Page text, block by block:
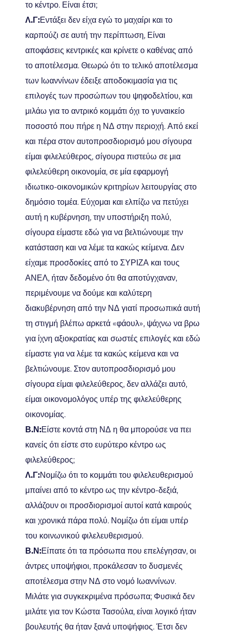
το κέντρο. Είναι έτσι;
Λ.Γ:Εντάξει δεν είχα εγώ το μαχαίρι και το
καρπούζι σε αυτή την περίπτωση, Είναι
αποφάσεις κεντρικές και κρίνετε ο καθένας από
το αποτέλεσμα. Θεωρώ ότι το τελικό αποτέλεσμα
των Ιωαννίνων έδειξε αποδοκιμασία για τις
επιλογές των προσώπων του ψηφοδελτίου, και
μιλάω για το αντρικό κομμάτι όχι το γυναικείο
ποσοστό που πήρε η ΝΔ στην περιοχή. Από εκεί
και πέρα στον αυτοπροσδιορισμό μου σίγουρα
είμαι φιλελεύθερος, σίγουρα πιστεύω σε μια
φιλελεύθερη οικονομία, σε μία εφαρμογή
ιδιωτικο-οικονομικών κριτηρίων λειτουργίας στο
δημόσιο τομέα. Εύχομαι και ελπίζω να πετύχει
αυτή η κυβέρνηση, την υποστήριξη πολύ,
σίγουρα είμαστε εδώ για να βελτιώνουμε την
κατάσταση και να λέμε τα κακώς κείμενα. Δεν
είχαμε προσδοκίες από το ΣΥΡΙΖΑ και τους
ΑΝΕΛ, ήταν δεδομένο ότι θα αποτύγχαναν,
περιμένουμε να δούμε και καλύτερη
διακυβέρνηση από την ΝΔ γιατί προσωπικά αυτή
τη στιγμή βλέπω αρκετά «φάουλ», ψάχνω να βρω
για ίχνη αξιοκρατίας και σωστές επιλογές και εδώ
είμαστε για να λέμε τα κακώς κείμενα και να
βελτιώνουμε. Στον αυτοπροσδιορισμό μου
σίγουρα είμαι φιλελεύθερος, δεν αλλάζει αυτό,
είμαι οικονομολόγος υπέρ της φιλελεύθερης
οικονομίας.
Β.Ν:Είστε κοντά στη ΝΔ η θα μπορούσε να πει
κανείς ότι είστε στο ευρύτερο κέντρο ως
φιλελεύθερος;
Λ.Γ:Νομίζω ότι το κομμάτι του φιλελευθερισμού
μπαίνει από το κέντρο ως την κέντρο-δεξιά,
αλλάζουν οι προσδιορισμοί αυτοί κατά καιρούς
και χρονικά πάρα πολύ. Νομίζω ότι είμαι υπέρ
του κοινωνικού φιλελευθερισμού.
Β.Ν:Είπατε ότι τα πρόσωπα που επελέγησαν, οι
άντρες υποψήφιοι, προκάλεσαν το δυσμενές
αποτέλεσμα στην ΝΔ στο νομό Ιωαννίνων.
Μιλάτε για συγκεκριμένα πρόσωπα; Φυσικά δεν
μιλάτε για τον Κώστα Τασούλα, είναι λογικό ήταν
βουλευτής θα ήταν ξανά υποψήφιος. Έτσι δεν